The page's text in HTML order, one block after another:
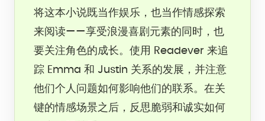
将这本小说既当作娱乐，也当作情感探索
来阅读——享受浪漫喜剧元素的同时，也
要关注角色的成长。使用 Readever 来追
踪 Emma 和 Justin 关系的发展，并注意
他们个人问题如何影响他们的联系。在关
键的情感场景之后，反思脆弱和诚实如何